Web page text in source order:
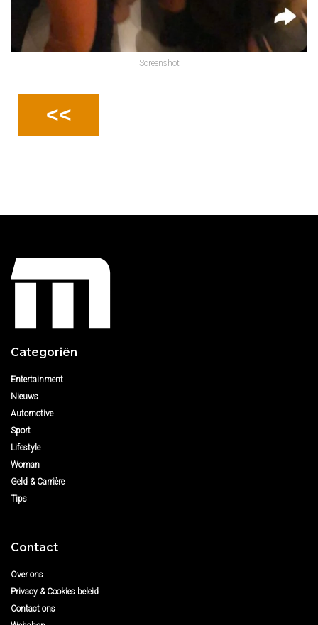
Screenshot
<<
Categoriën
Entertainment
Nieuws
Automotive
Sport
Lifestyle
Woman
Geld & Carrière
Tips
Contact
Over ons
Privacy & Cookies beleid
Contact ons